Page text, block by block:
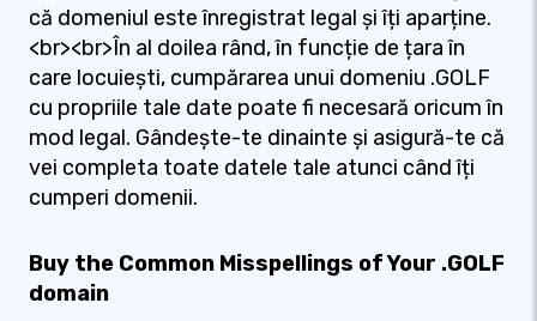
că domeniul este înregistrat legal și îți aparține.
<br><br>În al doilea rând, în funcție de țara în
care locuiești, cumpărarea unui domeniu .GOLF
cu propriile tale date poate fi necesară oricum în
mod legal. Gândește-te dinainte și asigură-te că
vei completa toate datele tale atunci când îți
cumperi domenii.
Buy the Common Misspellings of Your .GOLF
domain